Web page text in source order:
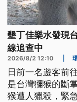
墾丁佳樂水發現
線追查中
2026/8/2 12:10
日前一名遊客前
是台灣獼猴的斷
猴遭人獵殺，緊